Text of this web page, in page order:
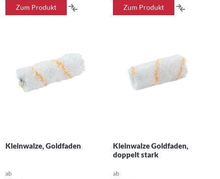
Zum Produkt Zum Produkt
Kleinwalze, Goldfaden
ab
Kleinwalze Goldfaden,
doppelt stark
ab